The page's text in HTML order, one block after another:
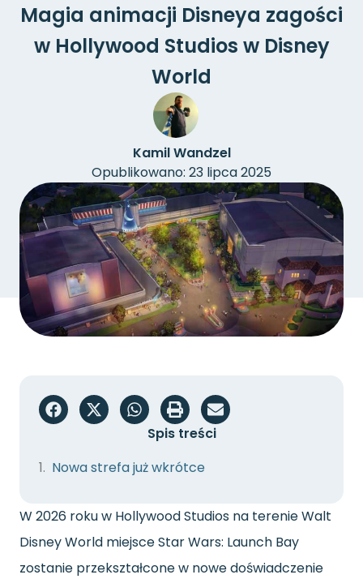
Magia animacji Disneya zagości
w Hollywood Studios w Disney
World
Kamil Wandzel
Opublikowano: 23 lipca 2025
Spis treści
Nowa strefa już wkrótce
W 2026 roku w Hollywood Studios na terenie Walt
Disney World miejsce Star Wars: Launch Bay
zostanie przekształcone w nowe doświadczenie